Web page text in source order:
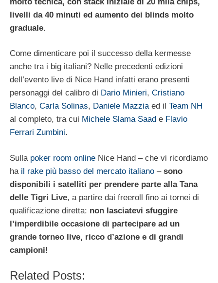
livelli da 40 minuti ed aumento dei blinds molto
graduale.
Come dimenticare poi il successo della kermesse
anche tra i big italiani? Nelle precedenti edizioni
dell’evento live di Nice Hand infatti erano presenti
personaggi del calibro di Dario Minieri, Cristiano
Blanco, Carla Solinas, Daniele Mazziaed il Team NH
al completo, tra cui Michele Slama Saad e Flavio
Ferrari Zumbini.
Sulla poker room online Nice Hand – che vi ricordiamo
ha il rake più basso del mercato italiano – sono
disponibili i satelliti per prendere parte alla Tana
delle Tigri Live, a partire dai freeroll fino ai tornei di
qualificazione diretta: non lasciatevi sfuggire
l’imperdibile occasione di partecipare ad un
grande torneo live, ricco d’azione e di grandi
campioni!
Related Posts: